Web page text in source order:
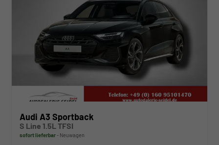
Audi A3 Sportback
S Line 1.5L TFSI
sofort lieferbar Neuwagen